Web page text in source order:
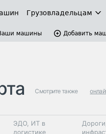
Грузовладельцам
машины Добавить
Смотрите также
ЭДО, ИТ в
логистике
Дороги,